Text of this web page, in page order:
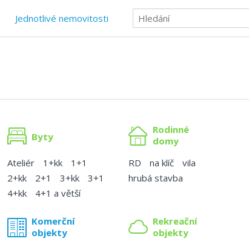
Jednotlivé nemovitosti
Byty
Ateliér 1+kk
1+1
2+kk
2+1 3+kk
3+1
4+kk
4+1 a větší
Komerční
objekty
Rodinné
domy
RD
na klíč
vila
hrubá stavba
Rekreační
objekty